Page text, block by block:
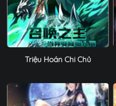
Triệu Hoán Chi Chủ